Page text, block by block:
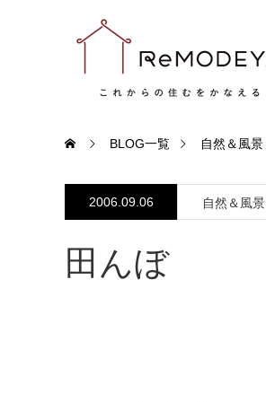
BLOG一覧 自然＆風景
2006.09.06 自然＆風景
田んぼ